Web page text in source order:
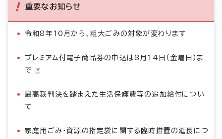
重要なお知らせ
令和8年10月から、粗大ごみの対象が変わります
プレミアム付電子商品券の申込は8月14日（金曜日）ま
で
最高裁判決を踏まえた生活保護費等の追加給付につい
て
家庭用ごみ・資源の指定袋に関する臨時措置の延長につ